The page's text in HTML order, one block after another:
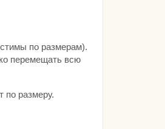
по размерам).
перемещать всю
по размеру.